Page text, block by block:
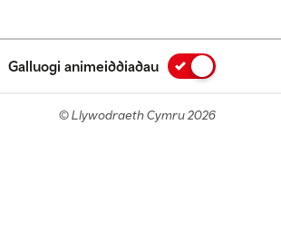
Galluogi animeiddiadau
© Llywodraeth Cymru 2026